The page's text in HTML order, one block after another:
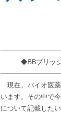
◆BBブリッジ
現在、バイオ医
います。その中で
について記載したい